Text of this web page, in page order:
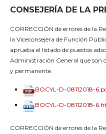
CONSEJERÍA DE LA
CORRECCIÓN de errores de la
la Viceconsejera de Función
aprueba el listado de puestos
Administración General que son
y permanente.
BOCYL-D-08112018-
BOCYL-D-08112018-
CORRECCIÓN de errores de la